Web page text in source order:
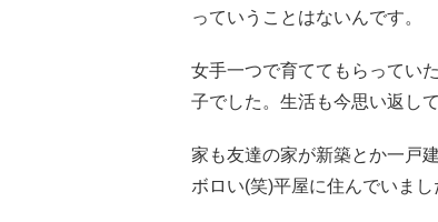
っていうことはないんです。
女手一つで育ててもらってい
子でした。生活も今思い返し
家も友達の家が新築とか一戸
ボロい(笑)平屋に住んでいまし